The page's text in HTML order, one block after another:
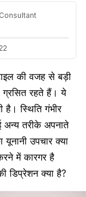
Consultant
की वजह से बड़ी
ग्रसित रहते हैं। ये
है। स्थिति गंभीर
अन्य तरीके अपनाते
उपचार क्या
में कारगर है
डिप्रेशन क्या है?